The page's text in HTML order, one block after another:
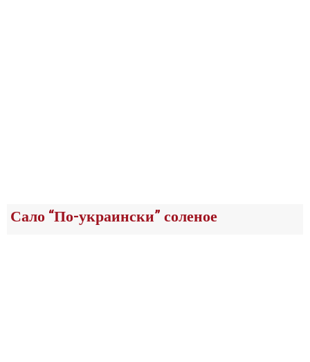
Сало “По-украински” соленое